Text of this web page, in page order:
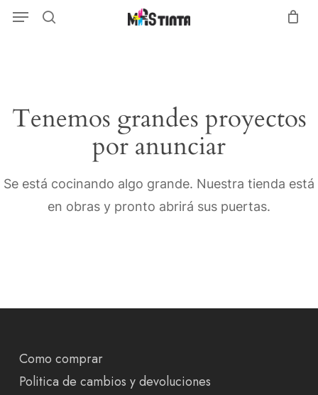
SkipMenu
Tenemos grandes proyectos
por anunciar
Se está cocinando algo grande. Nuestra tienda está
en obras y pronto abrirá sus puertas.
Como comprar
Politica de cambios y devoluciones
Menu